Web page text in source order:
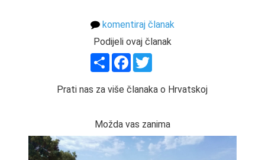
komentiraj članak
Podijeli ovaj članak
ShareFacebook
Prati nas za više članaka o Hrvatskoj
Možda vas zanima